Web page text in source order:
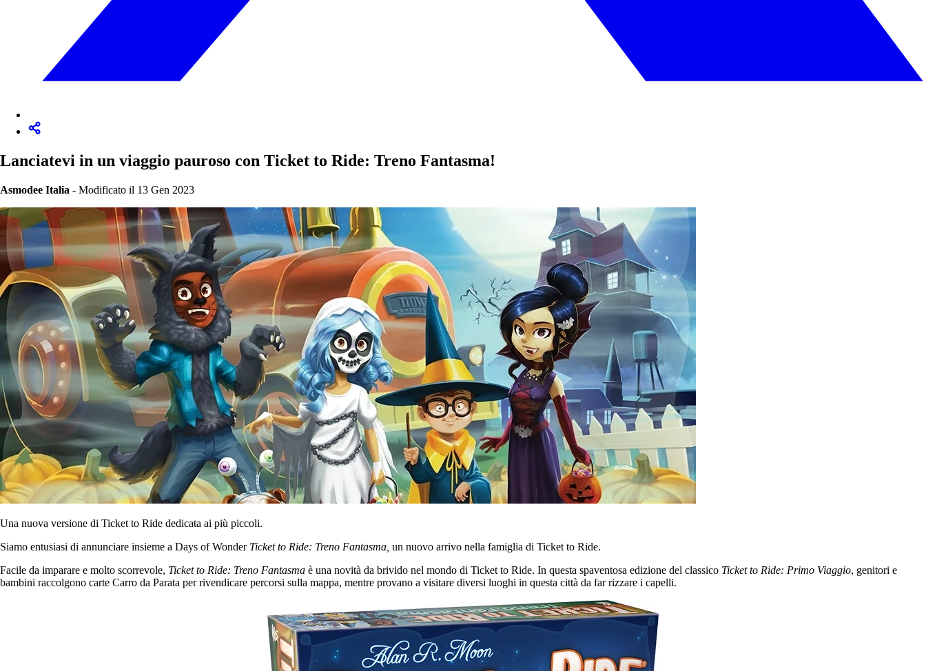
Lanciatevi in un viaggio pauroso con Ticket to Ride: Treno Fantasma!
Asmodee Italia - Modificato il 13 Gen 2023
Una nuova versione di Ticket to Ride dedicata ai più piccoli.
Siamo entusiasi di annunciare insieme a Days of Wonder Ticket to Ride: Treno Fantasma, un nuovo arrivo nella famiglia di Ticket to Ride.
Facile da imparare e molto scorrevole, Ticket to Ride: Treno Fantasma è una novità da brivido nel mondo di Ticket to Ride. In questa spaventosa edizione del classico Ticket to Ride: Primo Viaggio, genitori e
bambini raccolgono carte Carro da Parata per rivendicare percorsi sulla mappa, mentre provano a visitare diversi luoghi in questa città da far rizzare i capelli.